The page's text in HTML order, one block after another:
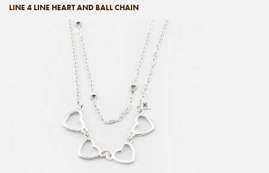
LINE 4 LINE HEART AND BALL CHAIN